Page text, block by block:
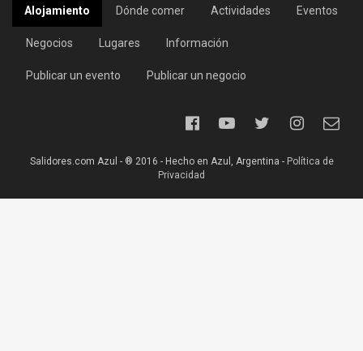
Alojamiento Dónde comer Actividades Eventos
Negocios Lugares Información
Publicar un evento Publicar un negocio
Salidores.com Azul - ® 2016 - Hecho en Azul, Argentina - Política de
Privacidad